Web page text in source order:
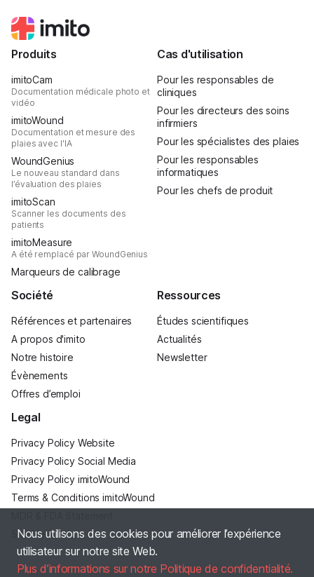
Nous utilisons des cookies pour améliorer l’expérience
utilisateur sur notre site Web.
Plus d’informations sur notre Politique de confidentialité.
Produits
imitoCam
Documentation médicale photo et
vidéo
imitoWound
Documentation et mesure des
plaies avec l'IA
WoundGenius
Le nouveau standard dans
l’évaluation des plaies
imitoScan
Scanner les documents des
patients
imitoMeasure
A été remplacé par WoundGenius
Marqueurs de calibrage
Cas d'utilisation
Pour les responsables de
cliniques
Pour les directeurs des soins
infirmiers
Pour les spécialistes des plaies
Pour les responsables
informatiques
Pour les chefs de produit
Société
Références et partenaires
A propos d'imito
Notre histoire
Évènements
Offres d’emploi
Ressources
Études scientifiques
Actualités
Newsletter
Legal
Privacy Policy Website
Privacy Policy Social Media
Privacy Policy imitoWound
Terms & Conditions imitoWound
Site Notice